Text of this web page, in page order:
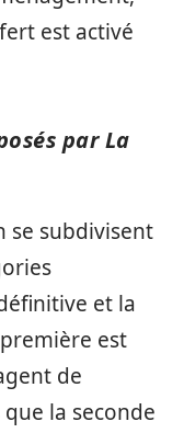
est activé
par La
se subdivisent
et la
est
de
la seconde